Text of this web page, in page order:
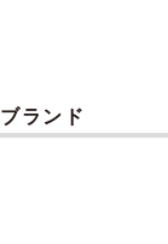
ブランド